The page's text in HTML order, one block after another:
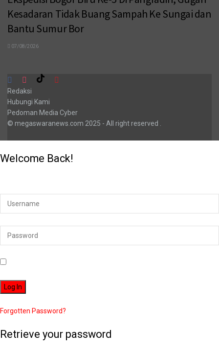
Kesadaran Tidak Buang Sampah Ke Sungai dan
Bantu Sumur Bor
07/08/2026
Redaksi
Hubungi Kami
Pedoman Media Cyber
© megaswaranews.com 2025 - All right reserved .
Welcome Back!
Forgotten Password?
Retrieve your password